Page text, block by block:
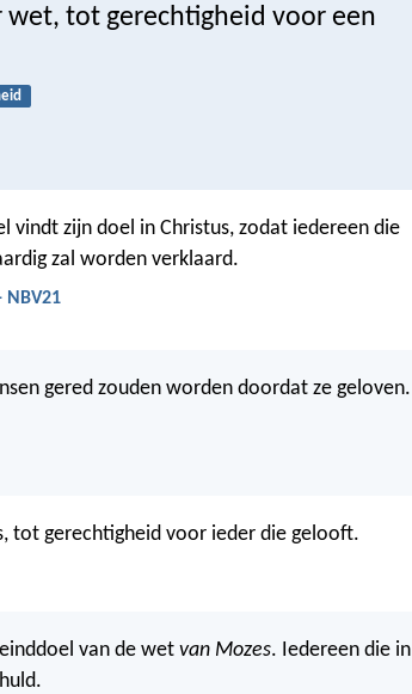
tot gerechtigheid voor een
vindt zijn doel in Christus, zodat iedereen die
zal worden verklaard.
NBV21
gered zouden worden doordat ze geloven.
tot gerechtigheid voor ieder die gelooft.
van de wet van Mozes. Iedereen die in